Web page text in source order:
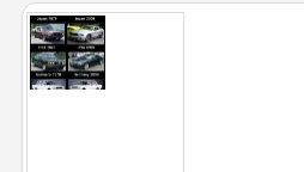
ČINŽIAK